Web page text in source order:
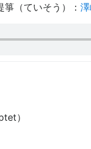
箏（ていそう） ：
）